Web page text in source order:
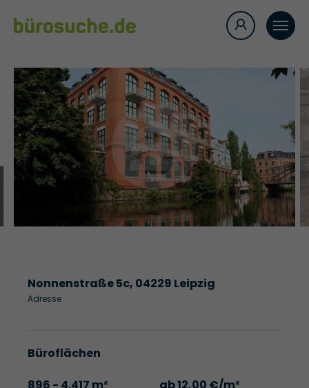
Nonnenstraße 5c, 04229 Leipzig
Adresse
Büroflächen
896 - 4.417 m²
ab 12,00 €/m²